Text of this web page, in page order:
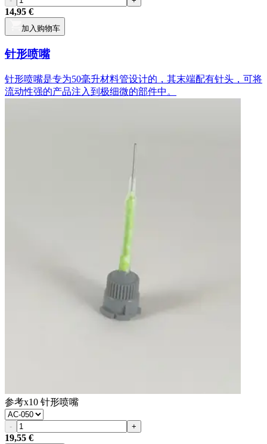
14,95 €
加入购物车
针形喷嘴
针形喷嘴是专为50毫升材料管设计的，其末端配有针头，可将
流动性强的产品注入到极细微的部件中。
参考x10 针形喷嘴
- +
19,55 €